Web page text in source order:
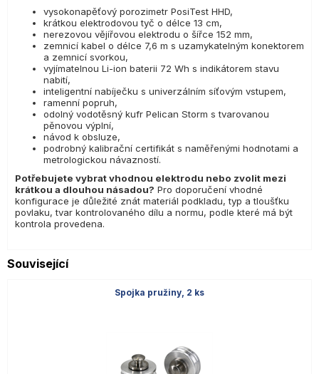
vysokonapěťový porozimetr PosiTest HHD,
krátkou elektrodovou tyč o délce 13 cm,
nerezovou vějířovou elektrodu o šířce 152 mm,
zemnicí kabel o délce 7,6 m s uzamykatelným konektorem
a zemnicí svorkou,
vyjímatelnou Li-ion baterii 72 Wh s indikátorem stavu
nabití,
inteligentní nabíječku s univerzálním síťovým vstupem,
ramenní popruh,
odolný vodotěsný kufr Pelican Storm s tvarovanou
pěnovou výplní,
návod k obsluze,
podrobný kalibrační certifikát s naměřenými hodnotami a
metrologickou návazností.
Potřebujete vybrat vhodnou elektrodu nebo zvolit mezi
krátkou a dlouhou násadou? Pro doporučení vhodné
konfigurace je důležité znát materiál podkladu, typ a tloušťku
povlaku, tvar kontrolovaného dílu a normu, podle které má být
kontrola provedena.
Související
Spojka pružiny, 2 ks